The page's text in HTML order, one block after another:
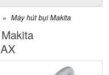
» Máy hút bụi Makita